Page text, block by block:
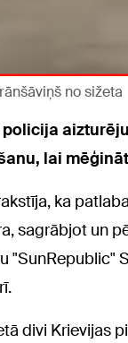
no sižeta
lai
ka
sagrābjot un
"SunRepublic"
divi Krievijas